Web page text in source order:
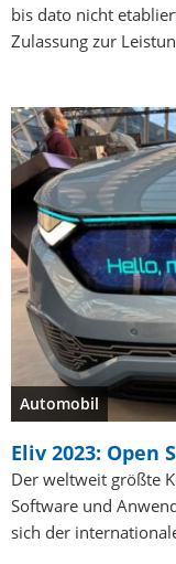
bis dato nicht
Zulassung zur
Automobil
Eliv 2023: Open
Der weltweit größte
Software und
sich der